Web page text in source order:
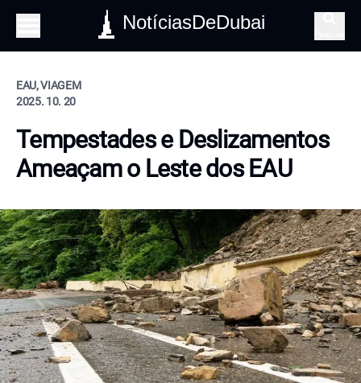
NotíciasDeDubai
EAU, VIAGEM
2025. 10. 20
Tempestades e Deslizamentos
Ameaçam o Leste dos EAU